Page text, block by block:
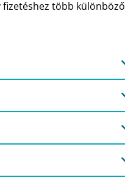
több különböző